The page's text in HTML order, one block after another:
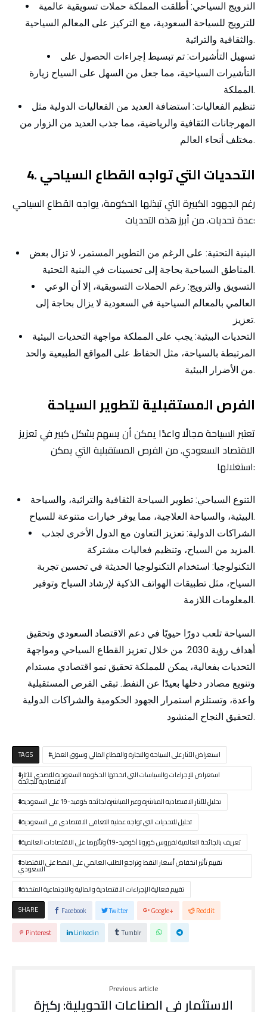
الترويج السياحي: أطلقت المملكة حملات تسويقية عالمية
للترويج للسياحة السعودية، مع التركيز على المعالم السياحية
والثقافية والتراثية.
تسهيل التأشيرات: تم تبسيط إجراءات الحصول على
التأشيرات السياحية، مما جعل من السهل على السياح زيارة
المملكة.
تنظيم الفعاليات: استضافة العديد من الفعاليات الدولية مثل
المهرجانات الثقافية والرياضية، مما جذب العديد من الزوار من
مختلف أنحاء العالم.
4. التحديات التي تواجه القطاع السياحي
رغم الجهود الكبيرة التي تبذلها الحكومة، يواجه القطاع السياحي
عدة تحديات. من أبرز هذه التحديات:
البنية التحتية: على الرغم من التطوير المستمر، لا تزال بعض
المناطق السياحية بحاجة إلى تحسينات في البنية التحتية.
التسويق والترويج: رغم الحملات التسويقية، إلا أن الوعي
العالمي بالمعالم السياحية في السعودية لا يزال بحاجة إلى
تعزيز.
التحديات البيئية: يجب على المملكة مواجهة التحديات البيئية
المرتبطة بالسياحة، مثل الحفاظ على المواقع الطبيعية والحد
من الأضرار البيئية.
الفرص المستقبلية لتطوير السياحة
تعتبر السياحة مجالًا واعدًا يمكن أن يسهم بشكل كبير في تعزيز
الاقتصاد السعودي. من الفرص المستقبلية التي يمكن
استغلالها:
التنوع السياحي: تطوير السياحة الثقافية والتراثية، والسياحة
البيئية، والسياحة العلاجية، مما يوفر خيارات متنوعة للسياح.
الشراكات الدولية: تعزيز التعاون مع الدول الأخرى لجذب
المزيد من السياح، وتنظيم فعاليات مشتركة.
التكنولوجيا: استخدام التكنولوجيا الحديثة في تحسين تجربة
السياح، مثل تطبيقات الهواتف الذكية لإرشاد السياح وتوفير
المعلومات اللازمة.
السياحة تلعب دورًا حيويًا في دعم الاقتصاد السعودي وتحقيق
أهداف رؤية 2030. من خلال تعزيز القطاع السياحي ومواجهة
التحديات بفعالية، يمكن للمملكة تحقيق نمو اقتصادي مستدام
وتنويع مصادر دخلها بعيدًا عن النفط. تبقى الفرص المستقبلية
واعدة، وتستلزم استمرار الجهود الحكومية والشراكات الدولية
لتحقيق النجاح المنشود.
TAGS
استعراض الآثار على السياحة والتجارة والقطاع المالي وسوق العمل
استعراض للإجراءات والسياسات التي اتخذتها الحكومة السعودية للتصدي للآثار
الاقتصادية للجائحة
تحليل للآثار الاقتصادية المباشرة وغير المباشرة لجائحة كوفيد-19 على السعودية
تحليل للتحديات التي تواجه عملية التعافي الاقتصادي في السعودية
تعريف بالجائحة العالمية لفيروس كورونا (كوفيد-19) وتأثيرها على الاقتصادات العالمية
تقييم تأثير انخفاض أسعار النفط وتراجع الطلب العالمي على النفط على الاقتصاد
السعودي
تقييم فعالية الإجراءات الاقتصادية والمالية والاجتماعية المتخذة
SHARE
Facebook Twitter Google+
Reddit
Pinterest
Linkedin Tumblr
Previous article
الاستثمار في الصناعات التحويلية: ركيزة